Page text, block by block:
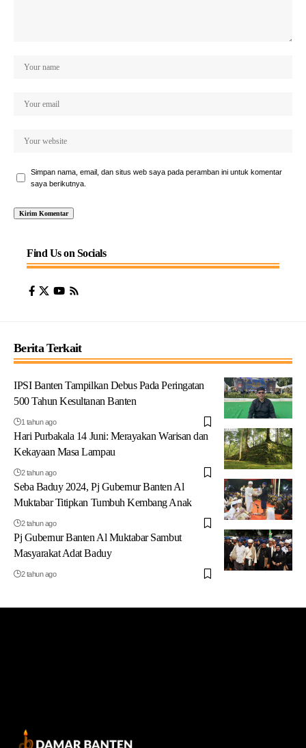
Simpan nama, email, dan situs web saya pada peramban ini untuk komentar
saya berikutnya.
Find Us on Socials
Berita Terkait
IPSI Banten Tampilkan Debus Pada Peringatan
500 Tahun Kesultanan Banten
1 tahun ago
Hari Purbakala 14 Juni: Merayakan Warisan dan
Kekayaan Masa Lampau
2 tahun ago
Seba Baduy 2024, Pj Gubernur Banten Al
Muktabar Titipkan Tumbuh Kembang Anak
2 tahun ago
Pj Gubernur Banten Al Muktabar Sambut
Masyarakat Adat Baduy
2 tahun ago